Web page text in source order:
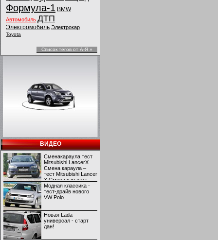
Формула-1 BMW
Автомобиль ДТП
Электромобиль Электрокар
Toyota
Список тегов от А-Я »
ВИДЕО
Сменакараула тест
Mitsubishi LancerX
Смена караула –
тест Mitsubishi Lancer
X Смена караула –
тест Mitsubishi Lancer
X
Модная классика -
тест-драйв нового
VW Polo
Новая Lada
универсал - старт
дан!